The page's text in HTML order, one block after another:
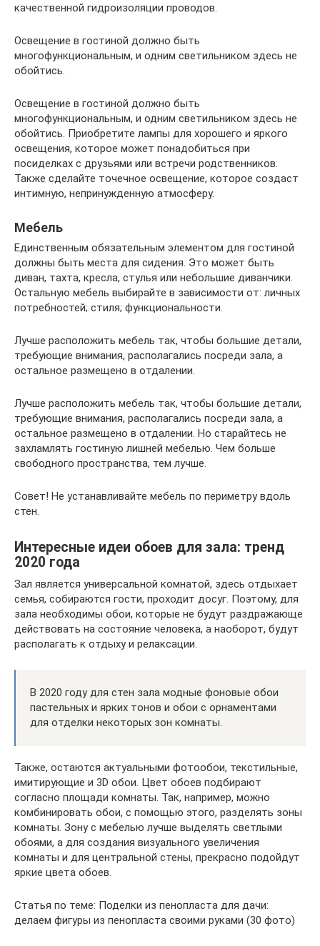
качественной гидроизоляции проводов.
Освещение в гостиной должно быть
многофункциональным, и одним светильником здесь не
обойтись.
Освещение в гостиной должно быть
многофункциональным, и одним светильником здесь не
обойтись. Приобретите лампы для хорошего и яркого
освещения, которое может понадобиться при
посиделках с друзьями или встречи родственников.
Также сделайте точечное освещение, которое создаст
интимную, непринужденную атмосферу.
Мебель
Единственным обязательным элементом для гостиной
должны быть места для сидения. Это может быть
диван, тахта, кресла, стулья или небольшие диванчики.
Остальную мебель выбирайте в зависимости от: личных
потребностей; стиля; функциональности.
Лучше расположить мебель так, чтобы большие детали,
требующие внимания, располагались посреди зала, а
остальное размещено в отдалении.
Лучше расположить мебель так, чтобы большие детали,
требующие внимания, располагались посреди зала, а
остальное размещено в отдалении. Но старайтесь не
захламлять гостиную лишней мебелью. Чем больше
свободного пространства, тем лучше.
Совет! Не устанавливайте мебель по периметру вдоль
стен.
Интересные идеи обоев для зала: тренд
2020 года
Зал является универсальной комнатой, здесь отдыхает
семья, собираются гости, проходит досуг. Поэтому, для
зала необходимы обои, которые не будут раздражающе
действовать на состояние человека, а наоборот, будут
располагать к отдыху и релаксации.
В 2020 году для стен зала модные фоновые обои
пастельных и ярких тонов и обои с орнаментами
для отделки некоторых зон комнаты.
Также, остаются актуальными фотообои, текстильные,
имитирующие и 3D обои. Цвет обоев подбирают
согласно площади комнаты. Так, например, можно
комбинировать обои, с помощью этого, разделять зоны
комнаты. Зону с мебелью лучше выделять светлыми
обоями, а для создания визуального увеличения
комнаты и для центральной стены, прекрасно подойдут
яркие цвета обоев.
Статья по теме: Поделки из пенопласта для дачи:
делаем фигуры из пенопласта своими руками (30 фото)